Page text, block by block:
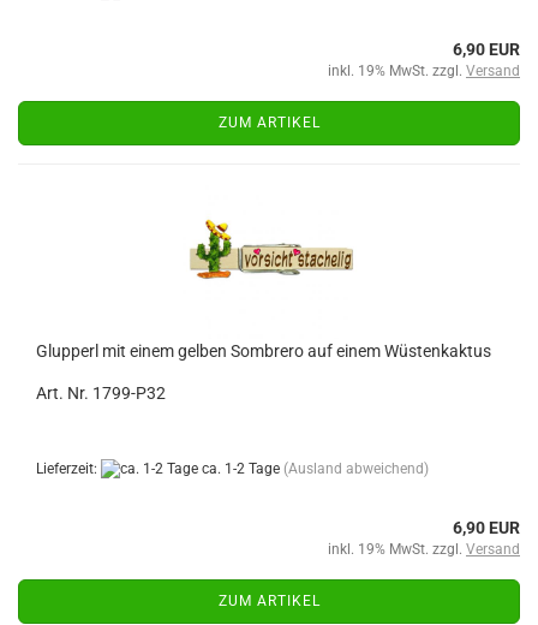
6,90 EUR
inkl. 19% MwSt. zzgl. Versand
ZUM ARTIKEL
Glupperl mit einem gelben Sombrero auf einem Wüstenkaktus
Art. Nr. 1799-P32
Lieferzeit: ca. 1-2 Tage (Ausland abweichend)
6,90 EUR
inkl. 19% MwSt. zzgl. Versand
ZUM ARTIKEL